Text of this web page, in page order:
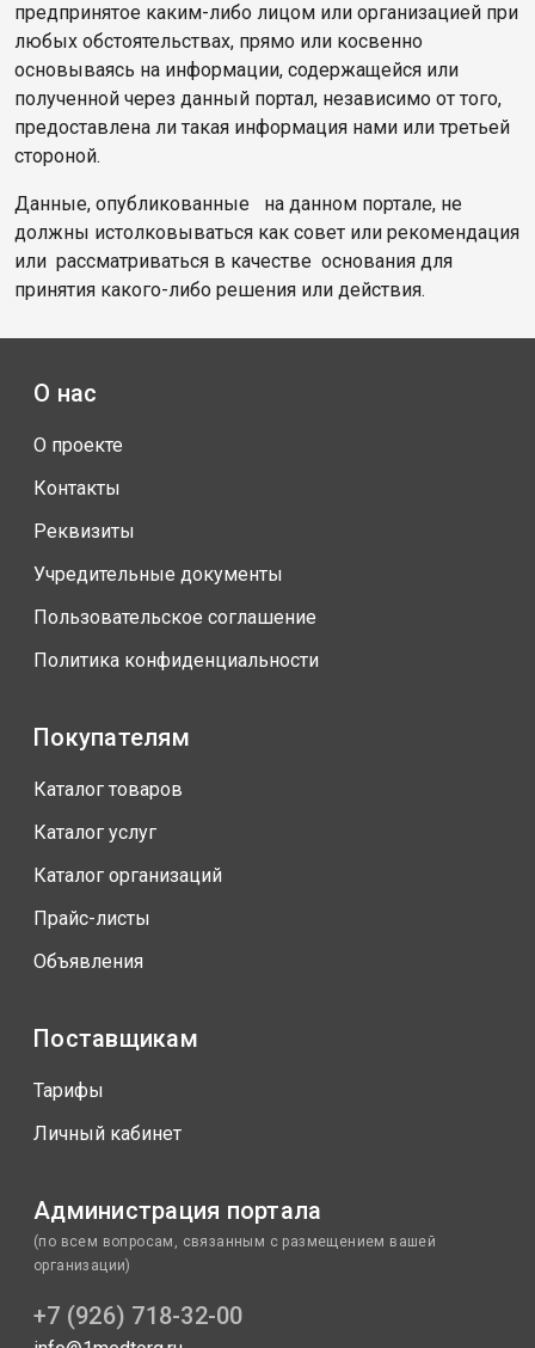
предпринятое каким-либо лицом или организацией при
любых обстоятельствах, прямо или косвенно
основываясь на информации, содержащейся или
полученной через данный портал, независимо от того,
предоставлена ли такая информация нами или третьей
стороной.
Данные, опубликованные на данном портале, не
должны истолковываться как совет или рекомендация
или рассматриваться в качестве основания для
принятия какого-либо решения или действия.
О нас
О проекте
Контакты
Реквизиты
Учредительные документы
Пользовательское соглашение
Политика конфиденциальности
Покупателям
Каталог товаров
Каталог услуг
Каталог организаций
Прайс-листы
Объявления
Поставщикам
Тарифы
Личный кабинет
Администрация портала
(по всем вопросам, связанным с размещением вашей
организации)
+7 (926) 718-32-00